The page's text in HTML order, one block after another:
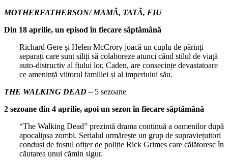
MOTHERFATHERSON/ MAMĂ, TATĂ, FIU
Din 18 aprilie, un episod în fiecare săptămână
Richard Gere și Helen McCrory joacă un cuplu de părinți
separați care sunt siliți să colaboreze atunci când stilul de viață
auto-distructiv al fiului lor, Caden, are consecințe devastatoare
ce amenință viitorul familiei și al imperiului său.
THE WALKING DEAD – 5 sezoane
2 sezoane din 4 aprilie, apoi un sezon în fiecare săptămână
“The Walking Dead” prezintă drama continuă a oamenilor după
apocalipsa zombi. Serialul urmărește un grup de supraviețuitori
conduși de fostul ofițer de poliție Rick Grimes care călătoresc în
căutarea unui cămin sigur.